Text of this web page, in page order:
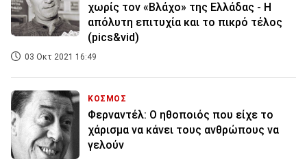
χωρίς τον «Βλάχο» της Ελλάδας - Η
απόλυτη επιτυχία και το πικρό τέλος
(pics&vid)
03 Οκτ 2021 16:49
ΚΟΣΜΟΣ
Φερναντέλ: O ηθοποιός που είχε το
χάρισμα να κάνει τους ανθρώπους να
γελούν